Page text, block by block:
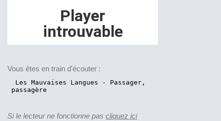
Vous êtes en train d'écouter :
Si le lecteur ne fonctionne pas cliquez ici